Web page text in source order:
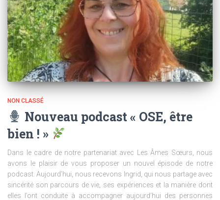
NON CLASSÉ
Nouveau podcast « OSE, être
bien ! »
Dans le cadre de notre partenariat avec Les Âmes Sœurs, nous
avons le plaisir de vous proposer un nouvel épisode de notre
podcast. Aujourd’hui, nous recevons Ingrid, qui nous partage avec
sincérité son parcours de vie, ses expériences et la manière dont
elles l’ont conduite à accompagner aujourd’hui des personnes